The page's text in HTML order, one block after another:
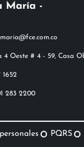
María -
283 2200
PQRS